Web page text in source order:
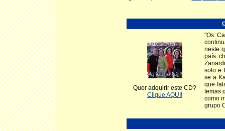
Quer adquirir este CD?
Clique AQUI!
"Os
neste
país
solo e
se a
que
temas
como
grupo